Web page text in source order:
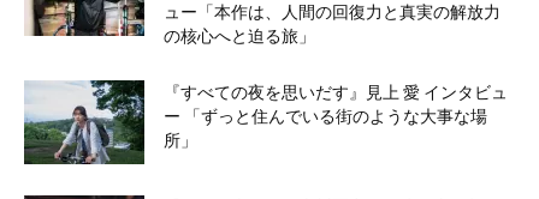
ュー「本作は、人間の回復力と真実の解放力
の核心へと迫る旅」
『すべての夜を思いだす』見上 愛 インタビュ
ー 「ずっと住んでいる街のような大事な場
所」